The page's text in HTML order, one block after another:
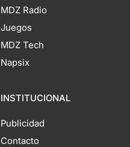
MDZ Radio
Juegos
MDZ Tech
Napsix
INSTITUCIONAL
Publicidad
Contacto